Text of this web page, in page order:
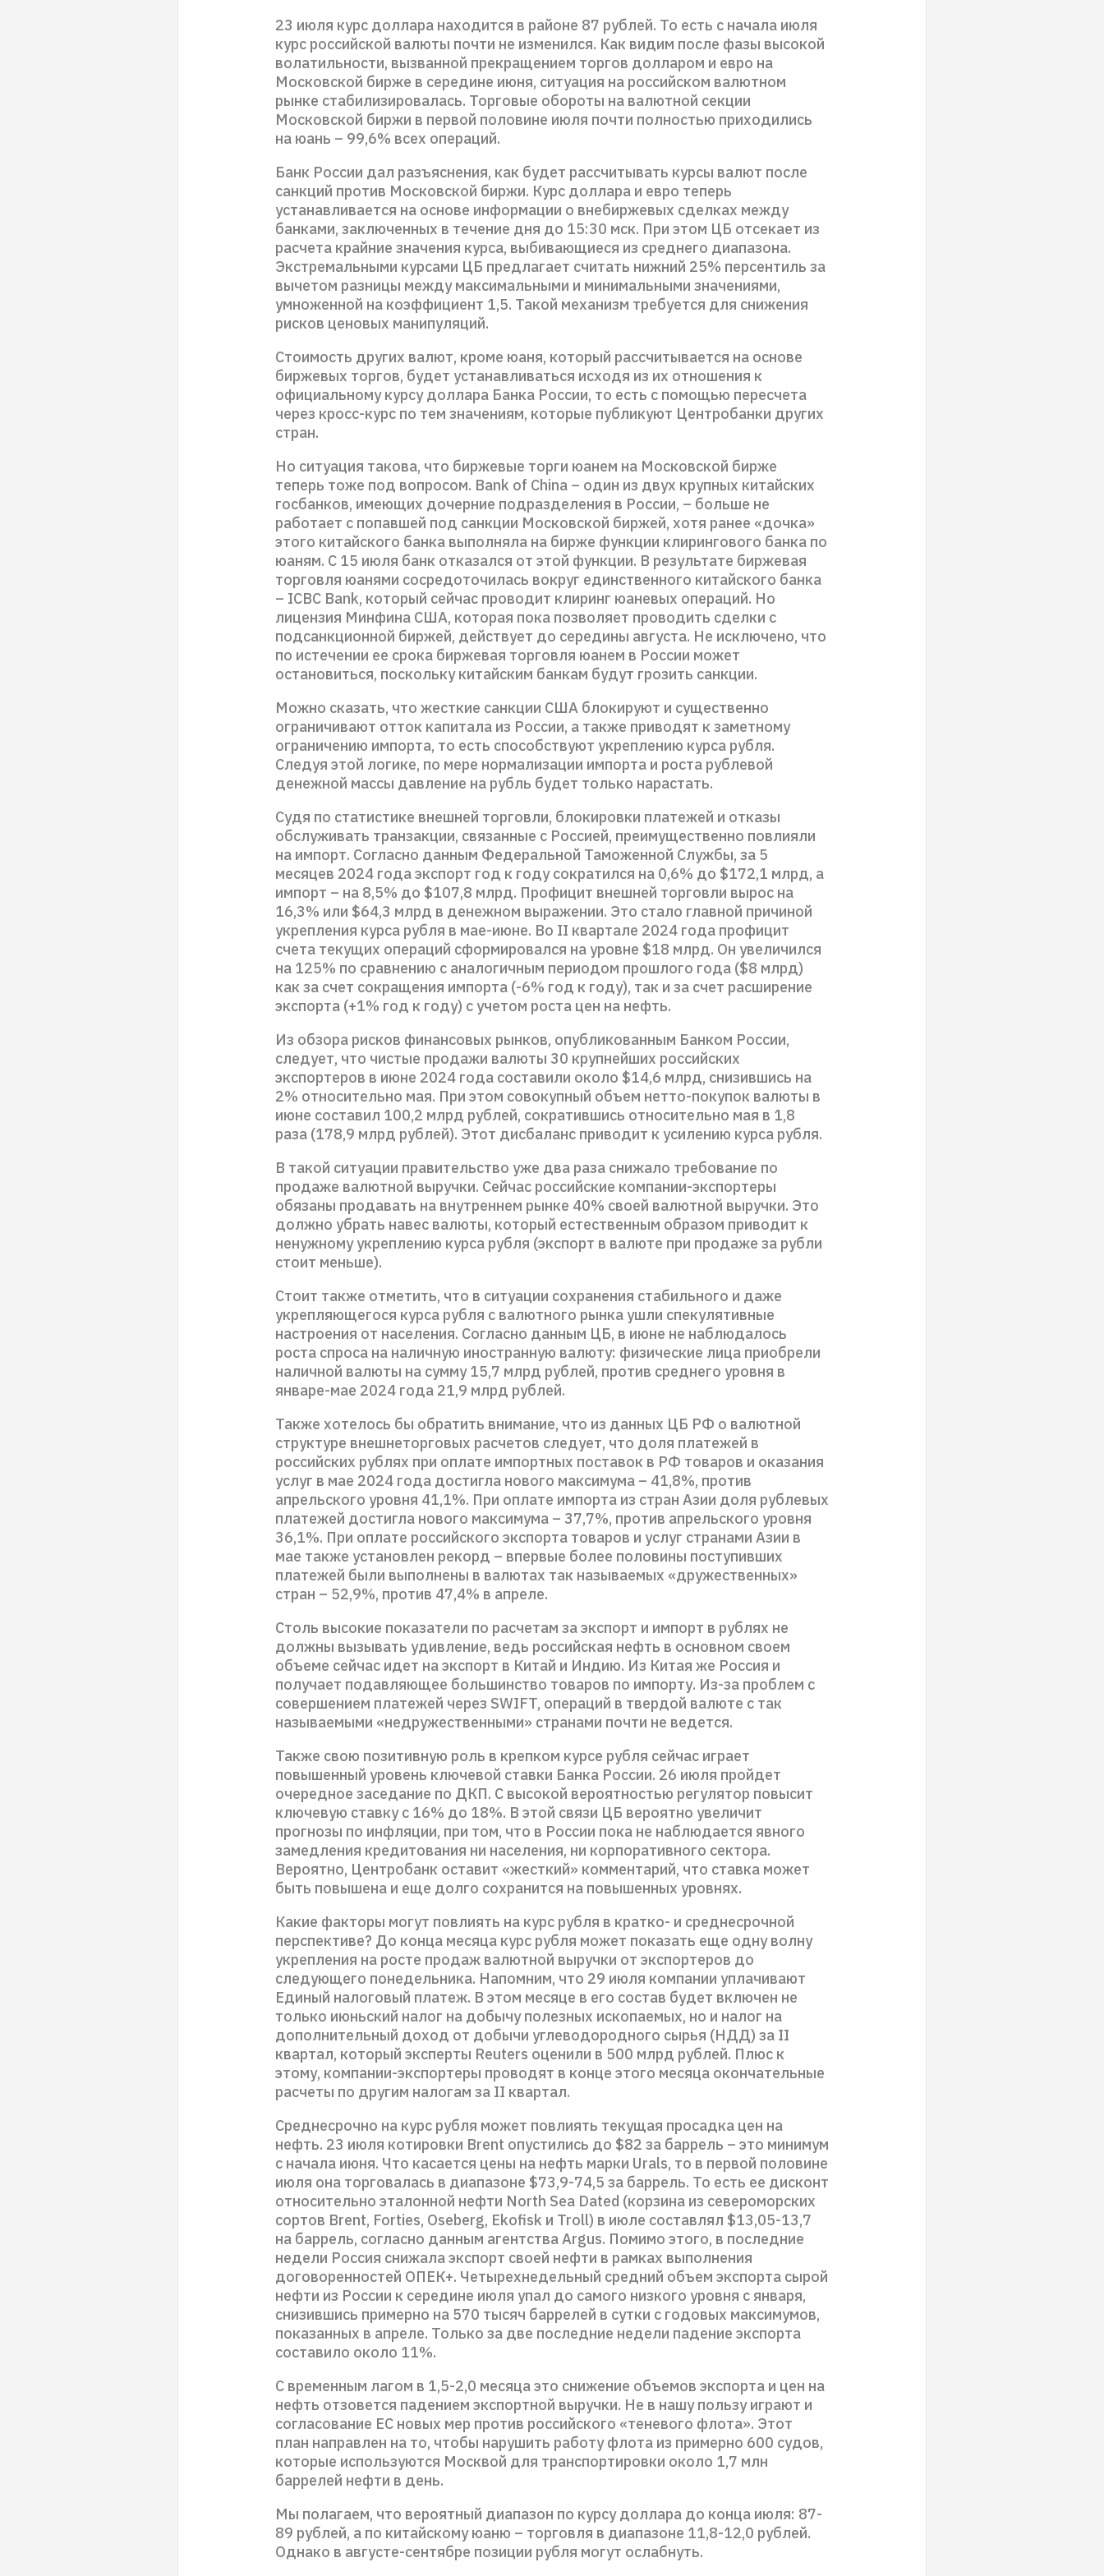
23 июля курс доллара находится в районе 87 рублей. То есть с начала июля
курс российской валюты почти не изменился. Как видим после фазы высокой
волатильности, вызванной прекращением торгов долларом и евро на
Московской бирже в середине июня, ситуация на российском валютном
рынке стабилизировалась. Торговые обороты на валютной секции
Московской биржи в первой половине июля почти полностью приходились
на юань – 99,6% всех операций.
Банк России дал разъяснения, как будет рассчитывать курсы валют после
санкций против Московской биржи. Курс доллара и евро теперь
устанавливается на основе информации о внебиржевых сделках между
банками, заключенных в течение дня до 15:30 мск. При этом ЦБ отсекает из
расчета крайние значения курса, выбивающиеся из среднего диапазона.
Экстремальными курсами ЦБ предлагает считать нижний 25% персентиль за
вычетом разницы между максимальными и минимальными значениями,
умноженной на коэффициент 1,5. Такой механизм требуется для снижения
рисков ценовых манипуляций.
Стоимость других валют, кроме юаня, который рассчитывается на основе
биржевых торгов, будет устанавливаться исходя из их отношения к
официальному курсу доллара Банка России, то есть с помощью пересчета
через кросс-курс по тем значениям, которые публикуют Центробанки других
стран.
Но ситуация такова, что биржевые торги юанем на Московской бирже
теперь тоже под вопросом. Bank of China – один из двух крупных китайских
госбанков, имеющих дочерние подразделения в России, – больше не
работает с попавшей под санкции Московской биржей, хотя ранее «дочка»
этого китайского банка выполняла на бирже функции клирингового банка по
юаням. С 15 июля банк отказался от этой функции. В результате биржевая
торговля юанями сосредоточилась вокруг единственного китайского банка
– ICBC Bank, который сейчас проводит клиринг юаневых операций. Но
лицензия Минфина США, которая пока позволяет проводить сделки с
подсанкционной биржей, действует до середины августа. Не исключено, что
по истечении ее срока биржевая торговля юанем в России может
остановиться, поскольку китайским банкам будут грозить санкции.
Можно сказать, что жесткие санкции США блокируют и существенно
ограничивают отток капитала из России, а также приводят к заметному
ограничению импорта, то есть способствуют укреплению курса рубля.
Следуя этой логике, по мере нормализации импорта и роста рублевой
денежной массы давление на рубль будет только нарастать.
Судя по статистике внешней торговли, блокировки платежей и отказы
обслуживать транзакции, связанные с Россией, преимущественно повлияли
на импорт. Согласно данным Федеральной Таможенной Службы, за 5
месяцев 2024 года экспорт год к году сократился на 0,6% до $172,1 млрд, а
импорт – на 8,5% до $107,8 млрд. Профицит внешней торговли вырос на
16,3% или $64,3 млрд в денежном выражении. Это стало главной причиной
укрепления курса рубля в мае-июне. Во II квартале 2024 года профицит
счета текущих операций сформировался на уровне $18 млрд. Он увеличился
на 125% по сравнению с аналогичным периодом прошлого года ($8 млрд)
как за счет сокращения импорта (-6% год к году), так и за счет расширение
экспорта (+1% год к году) с учетом роста цен на нефть.
Из обзора рисков финансовых рынков, опубликованным Банком России,
следует, что чистые продажи валюты 30 крупнейших российских
экспортеров в июне 2024 года составили около $14,6 млрд, снизившись на
2% относительно мая. При этом совокупный объем нетто-покупок валюты в
июне составил 100,2 млрд рублей, сократившись относительно мая в 1,8
раза (178,9 млрд рублей). Этот дисбаланс приводит к усилению курса рубля.
В такой ситуации правительство уже два раза снижало требование по
продаже валютной выручки. Сейчас российские компании-экспортеры
обязаны продавать на внутреннем рынке 40% своей валютной выручки. Это
должно убрать навес валюты, который естественным образом приводит к
ненужному укреплению курса рубля (экспорт в валюте при продаже за рубли
стоит меньше).
Стоит также отметить, что в ситуации сохранения стабильного и даже
укрепляющегося курса рубля с валютного рынка ушли спекулятивные
настроения от населения. Согласно данным ЦБ, в июне не наблюдалось
роста спроса на наличную иностранную валюту: физические лица приобрели
наличной валюты на сумму 15,7 млрд рублей, против среднего уровня в
январе-мае 2024 года 21,9 млрд рублей.
Также хотелось бы обратить внимание, что из данных ЦБ РФ о валютной
структуре внешнеторговых расчетов следует, что доля платежей в
российских рублях при оплате импортных поставок в РФ товаров и оказания
услуг в мае 2024 года достигла нового максимума – 41,8%, против
апрельского уровня 41,1%. При оплате импорта из стран Азии доля рублевых
платежей достигла нового максимума – 37,7%, против апрельского уровня
36,1%. При оплате российского экспорта товаров и услуг странами Азии в
мае также установлен рекорд – впервые более половины поступивших
платежей были выполнены в валютах так называемых «дружественных»
стран – 52,9%, против 47,4% в апреле.
Столь высокие показатели по расчетам за экспорт и импорт в рублях не
должны вызывать удивление, ведь российская нефть в основном своем
объеме сейчас идет на экспорт в Китай и Индию. Из Китая же Россия и
получает подавляющее большинство товаров по импорту. Из-за проблем с
совершением платежей через SWIFT, операций в твердой валюте с так
называемыми «недружественными» странами почти не ведется.
Также свою позитивную роль в крепком курсе рубля сейчас играет
повышенный уровень ключевой ставки Банка России. 26 июля пройдет
очередное заседание по ДКП. С высокой вероятностью регулятор повысит
ключевую ставку с 16% до 18%. В этой связи ЦБ вероятно увеличит
прогнозы по инфляции, при том, что в России пока не наблюдается явного
замедления кредитования ни населения, ни корпоративного сектора.
Вероятно, Центробанк оставит «жесткий» комментарий, что ставка может
быть повышена и еще долго сохранится на повышенных уровнях.
Какие факторы могут повлиять на курс рубля в кратко- и среднесрочной
перспективе? До конца месяца курс рубля может показать еще одну волну
укрепления на росте продаж валютной выручки от экспортеров до
следующего понедельника. Напомним, что 29 июля компании уплачивают
Единый налоговый платеж. В этом месяце в его состав будет включен не
только июньский налог на добычу полезных ископаемых, но и налог на
дополнительный доход от добычи углеводородного сырья (НДД) за II
квартал, который эксперты Reuters оценили в 500 млрд рублей. Плюс к
этому, компании-экспортеры проводят в конце этого месяца окончательные
расчеты по другим налогам за II квартал.
Среднесрочно на курс рубля может повлиять текущая просадка цен на
нефть. 23 июля котировки Brent опустились до $82 за баррель – это минимум
с начала июня. Что касается цены на нефть марки Urals, то в первой половине
июля она торговалась в диапазоне $73,9-74,5 за баррель. То есть ее дисконт
относительно эталонной нефти North Sea Dated (корзина из североморских
сортов Brent, Forties, Oseberg, Ekofisk и Troll) в июле составлял $13,05-13,7
на баррель, согласно данным агентства Argus. Помимо этого, в последние
недели Россия снижала экспорт своей нефти в рамках выполнения
договоренностей ОПЕК+. Четырехнедельный средний объем экспорта сырой
нефти из России к середине июля упал до самого низкого уровня с января,
снизившись примерно на 570 тысяч баррелей в сутки с годовых максимумов,
показанных в апреле. Только за две последние недели падение экспорта
составило около 11%.
С временным лагом в 1,5-2,0 месяца это снижение объемов экспорта и цен на
нефть отзовется падением экспортной выручки. Не в нашу пользу играют и
согласование ЕС новых мер против российского «теневого флота». Этот
план направлен на то, чтобы нарушить работу флота из примерно 600 судов,
которые используются Москвой для транспортировки около 1,7 млн
баррелей нефти в день.
Мы полагаем, что вероятный диапазон по курсу доллара до конца июля: 87-
89 рублей, а по китайскому юаню – торговля в диапазоне 11,8-12,0 рублей.
Однако в августе-сентябре позиции рубля могут ослабнуть.